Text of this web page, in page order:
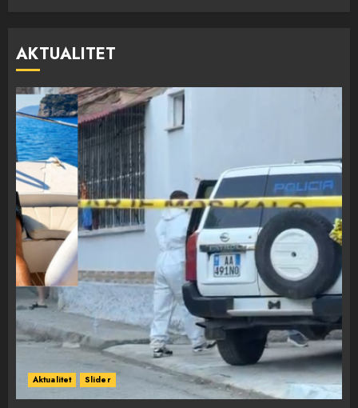
AKTUALITET
Aktualitet Slider